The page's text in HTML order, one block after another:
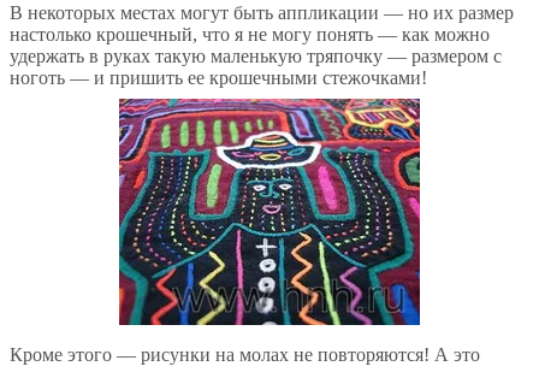
В некоторых местах могут быть аппликации — но их размер
настолько крошечный, что я не могу понять — как можно
удержать в руках такую маленькую тряпочку — размером с
ноготь — и пришить ее крошечными стежочками!
Кроме этого — рисунки на молах не повторяются! А это